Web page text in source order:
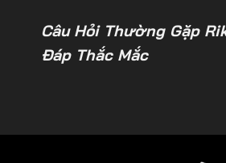
Câu Hỏi Thường Gặp
Đáp Thắc Mắc